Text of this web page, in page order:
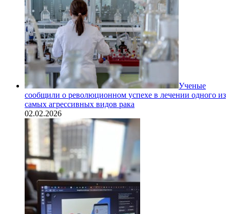
Ученые
сообщили о революционном успехе в лечении одного из
самых агрессивных видов рака
02.02.2026